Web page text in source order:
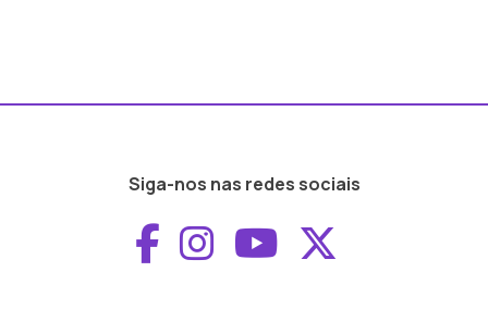
Siga-nos nas redes sociais
Aceder ao
Aceder ao
Aceder ao